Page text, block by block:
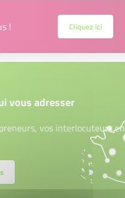
! Cliquez ici
vous adresser
vos interlocuteurs en